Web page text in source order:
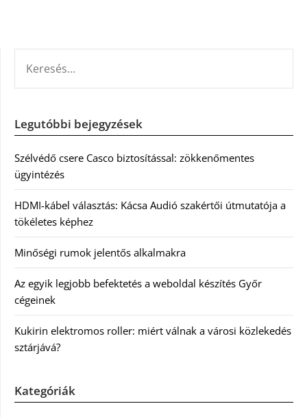
Legutóbbi bejegyzések
Szélvédő csere Casco biztosítással: zökkenőmentes
ügyintézés
HDMI-kábel választás: Kácsa Audió szakértői útmutatója a
tökéletes képhez
Minőségi rumok jelentős alkalmakra
Az egyik legjobb befektetés a weboldal készítés Győr
cégeinek
Kukirin elektromos roller: miért válnak a városi közlekedés
sztárjává?
Kategóriák